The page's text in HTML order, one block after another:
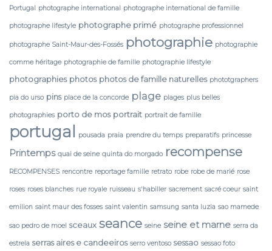
Portugal photographe international photographe international de famille
photographe lifestyle photographe primé photographe professionnel
photographe Saint-Maur-des-Fossés photographie photographie
comme héritage photographie de famille photographie lifestyle
photographies photos photos de famille naturelles phototgraphers
pia do urso pins place de la concorde plage plages plus belles
photographies porto de mos portrait portrait de famille
portugal pousada praia prendre du temps preparatifs princesse
Printemps quai de seine quinta do morgado recompense
RECOMPENSES rencontre reportage famille retrato robe robe de marié rose
roses roses blanches rue royale ruisseau s'habiller sacrement sacré coeur saint
emilion saint maur des fosses saint valentin samsung santa luzia sao mamede
sao pedro de moel sceaux seance seine seine et marne serra da
estrela serras aires e candeeiros serro ventoso sessao sessao foto